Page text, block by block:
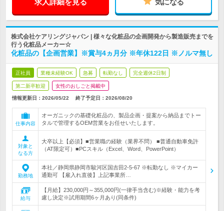
株式会社ケアリングジャパン | 様々な化粧品の企画開発から製造販売までを
行う化粧品メーカー☆
化粧品の【企画営業】※賞与4ヵ月分 ※年休122日 ※ノルマ無し
正社員 業種未経験OK 急募 転勤なし 完全週休2日制
第二新卒歓迎 女性のおしごと掲載中
情報更新日：2026/05/22 終了予定日： 2026/08/20
仕事内容
オーガニックの基礎化粧品の、製品企画・提案から納品までトー
タルで管理するOEM営業をお任せいたします。
対象と
なる方
大卒以上【必須】■営業職の経験（業界不問） ■普通自動車免許
（AT限定可）■PCスキル（Excel、Word、PowerPoint）
勤務地
本社／静岡県静岡市駿河区国吉田2-5-67 ※転勤なし ※マイカー
通勤可 【雇入れ直後】上記事業所…
給与
【月給】230,000円～355,000円(一律手当含む)※経験・能力を考
慮し決定※試用期間6ヶ月あり(同条件)